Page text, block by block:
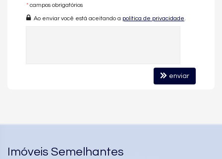
* campos obrigatórios
Ao enviar você está aceitando a política de privacidade
enviar
Imóveis Semelhantes